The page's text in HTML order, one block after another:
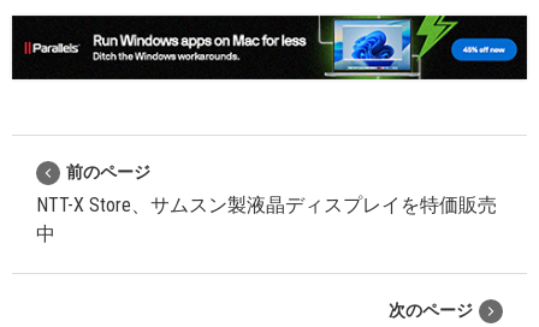
前のページ
NTT-X Store、サムスン製液晶ディスプレイを特価販売
中
次のページ